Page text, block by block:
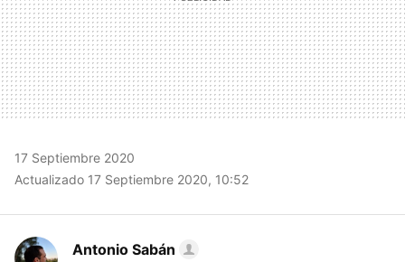
17 Septiembre 2020
Actualizado 17 Septiembre 2020, 10:52
Antonio Sabán